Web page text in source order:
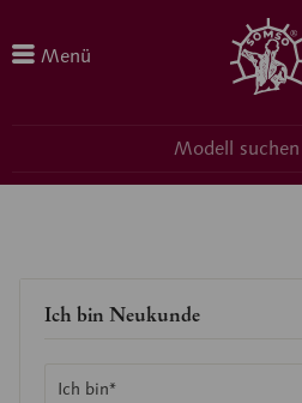
Menü
Ich bin Neukunde